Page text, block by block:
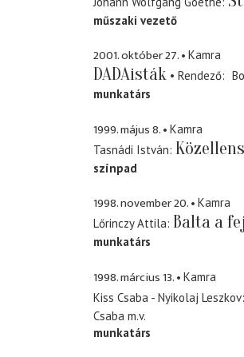
műszaki vezető
2001. október 27. Kamra
DADAisták Rendező
munkatárs
1999. május 8.
Kamra
Tasnádi István
színpad
1998. november 20.
Kamra
Lőrinczy Attila Balta a
munkatárs
1998. március 13.
Kamra
Kiss Csaba - Nyikolaj Leszkov
Csaba m.v.
munkatárs